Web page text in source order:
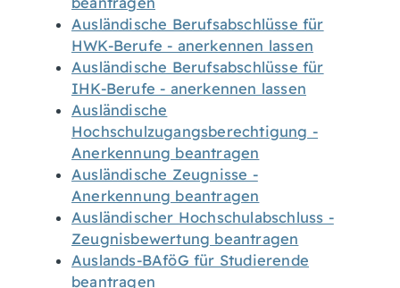
Ausländische Berufsabschlüsse für
HWK-Berufe - anerkennen lassen
Ausländische Berufsabschlüsse für
IHK-Berufe - anerkennen lassen
Ausländische
Hochschulzugangsberechtigung -
Anerkennung beantragen
Ausländische Zeugnisse -
Anerkennung beantragen
Ausländischer Hochschulabschluss -
Zeugnisbewertung beantragen
Auslands-BAföG für Studierende
beantragen